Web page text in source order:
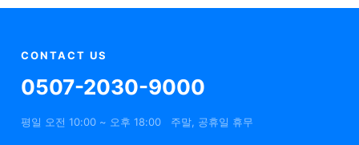
보
CONTACT US
0507-2030-9000
평일 오전 10:00 ~ 오후 18:00 주말, 공휴일 휴무